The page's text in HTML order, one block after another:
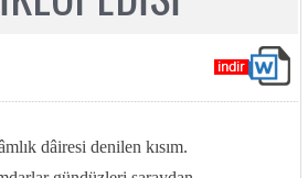
dâiresi denilen kısım.